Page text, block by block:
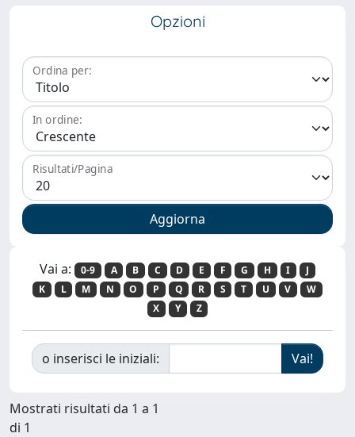
Opzioni
Ordina per:
In ordine:
Risultati/Pagina
Vai a: 0-9 A B C D E F G H I
J
K
L M N O P Q R S T U V
W
X
Y Z
o inserisci le iniziali:
Mostrati risultati da 1 a 1
di 1